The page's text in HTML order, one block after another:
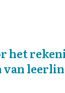
het